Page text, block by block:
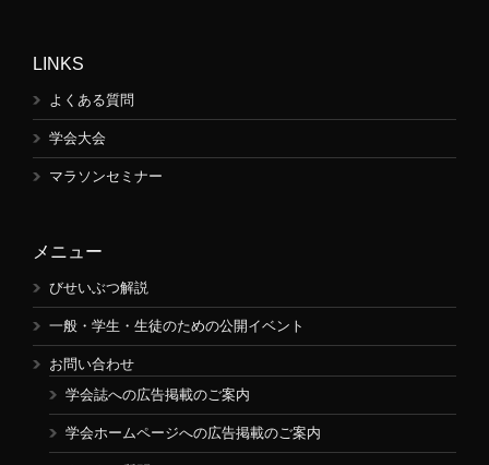
LINKS
よくある質問
学会大会
マラソンセミナー
メニュー
びせいぶつ解説
一般・学生・生徒のための公開イベント
お問い合わせ
学会誌への広告掲載のご案内
学会ホームページへの広告掲載のご案内